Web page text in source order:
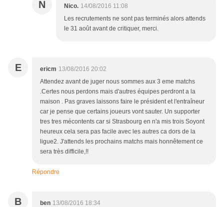
N Nico. 14/08/2016 11:08
Les recrutements ne sont pas terminés alors attends
le 31 août avant de critiquer, merci.
E ericm 13/08/2016 20:02
Attendez avant de juger nous sommes aux 3 eme matchs
.Certes nous perdons mais d'autres équipes perdront a la
maison . Pas graves laissons faire le président et l'entraîneur
car je pense que certains joueurs vont sauter. Un supporter
tres tres mécontents car si Strasbourg en n'a mis trois Soyont
heureux cela sera pas facile avec les autres ca dors de la
ligue2. J'attends les prochains matchs mais honnêtement ce
sera très difficile,!!
Répondre
B ben 13/08/2016 18:34